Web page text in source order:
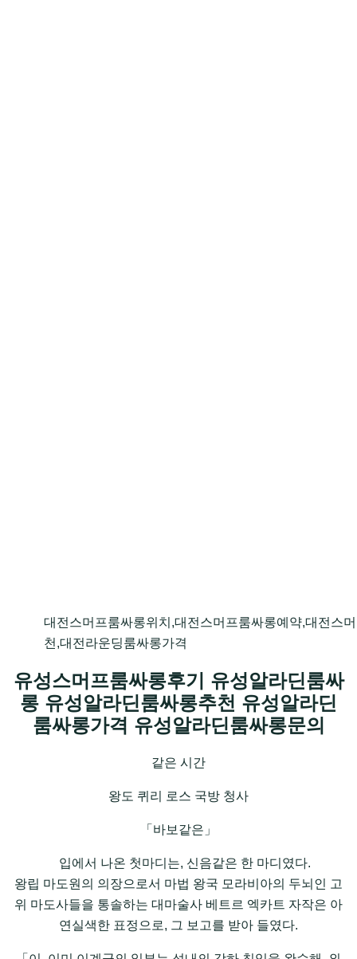
대전스머프룸싸롱위치,대전스머프룸싸롱예약,대전스
천,대전라운딩룸싸롱가격
유성스머프룸싸롱후기 유성알라딘룸싸
롱 유성알라딘룸싸롱추천 유성알라딘
룸싸롱가격 유성알라딘룸싸롱문의
같은 시간
왕도 퀴리 로스 국방 청사
「바보같은」
입에서 나온 첫마디는, 신음같은 한 마디였다.
왕립 마도원의 의장으로서 마법 왕국 모라비아의 두뇌인 고
위 마도사들을 통솔하는 대마술사 베트르 엑카트 자작은 아
연실색한 표정으로, 그 보고를 받아 들였다.